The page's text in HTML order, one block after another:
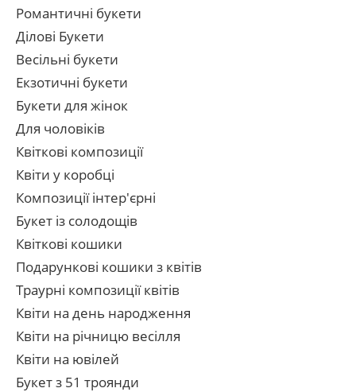
Романтичні букети
Ділові Букети
Весільні букети
Екзотичні букети
Букети для жінок
Для чоловіків
Квіткові композиції
Квіти у коробці
Композиції інтер'єрні
Букет із солодощів
Квіткові кошики
Подарункові кошики з квітів
Траурні композиції квітів
Квіти на день народження
Квіти на річницю весілля
Квіти на ювілей
Букет з 51 троянди